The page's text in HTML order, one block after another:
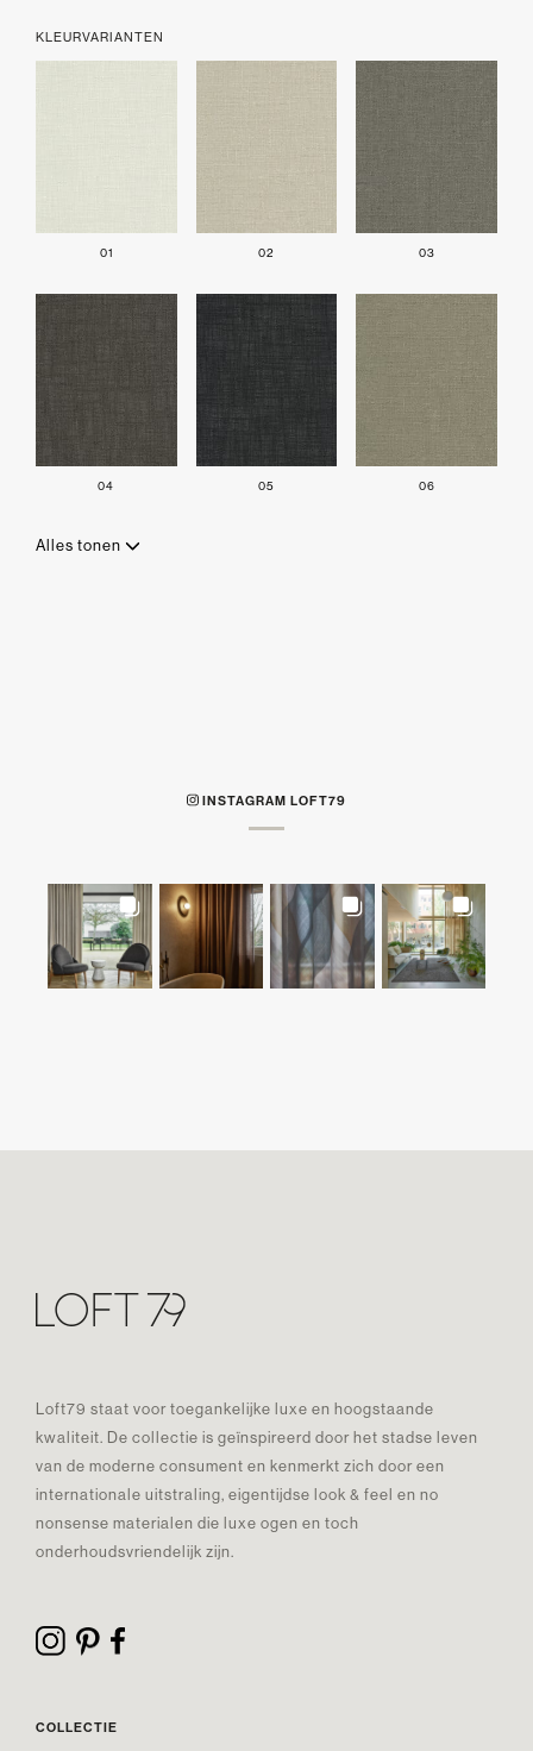
KLEURVARIANTEN
01 02 03
04 05 06
Alles tonen
INSTAGRAM LOFT79
Loft79 staat voor toegankelijke luxe en hoogstaande
kwaliteit. De collectie is geïnspireerd door het stadse leven
van de moderne consument en kenmerkt zich door een
internationale uitstraling, eigentijdse look & feel en no
nonsense materialen die luxe ogen en toch
onderhoudsvriendelijk zijn.
COLLECTIE